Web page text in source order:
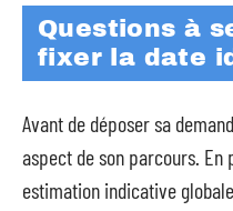
Questions à
fixer la date
Avant de déposer sa
aspect de son parcours.
estimation indicative